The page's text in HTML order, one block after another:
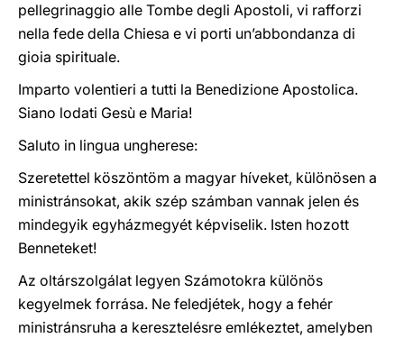
pellegrinaggio alle Tombe degli Apostoli, vi rafforzi
nella fede della Chiesa e vi porti un’abbondanza di
gioia spirituale.
Imparto volentieri a tutti la Benedizione Apostolica.
Siano lodati Gesù e Maria!
Saluto in lingua ungherese:
Szeretettel köszöntöm a magyar híveket, különösen a
ministránsokat, akik szép számban vannak jelen és
mindegyik egyházmegyét képviselik. Isten hozott
Benneteket!
Az oltárszolgálat legyen Számotokra különös
kegyelmek forrása. Ne feledjétek, hogy a fehér
ministránsruha a keresztelésre emlékeztet, amelyben